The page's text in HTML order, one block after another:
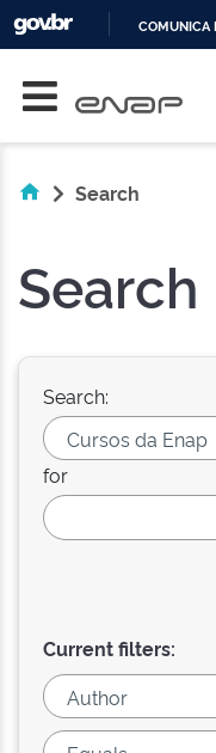
COMUNICA
Search
Search
Search:
for
Current filters: